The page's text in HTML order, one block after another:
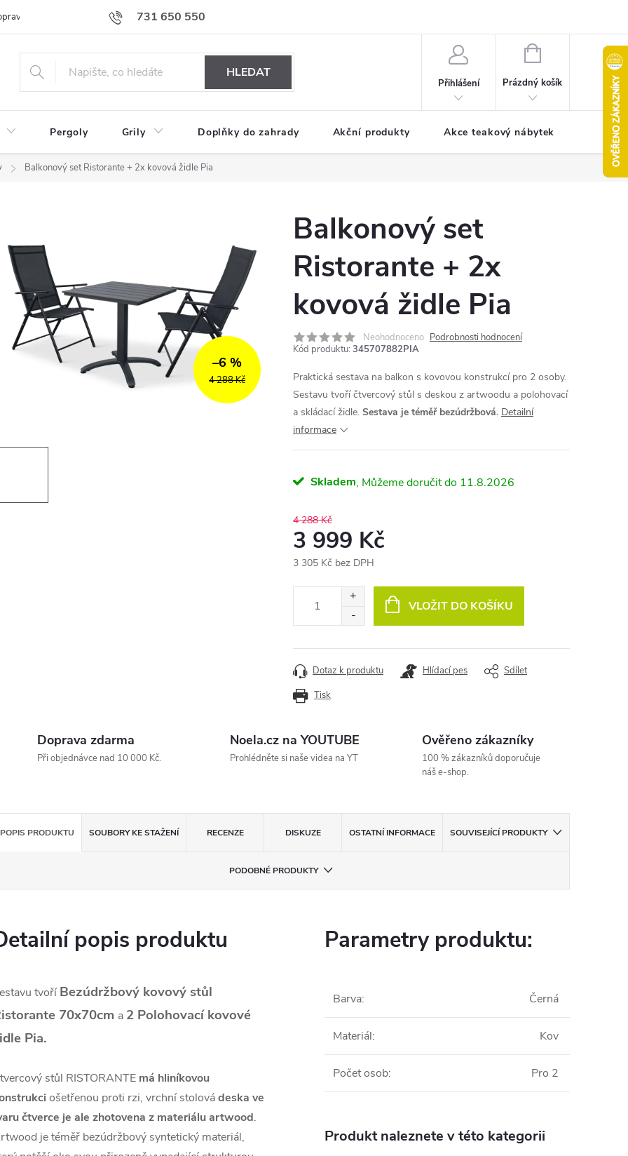
731 650 550
nábytku k Vám Podmínky ochrany osobních údajů
HLEDAT
Přihlášení
NÁKUPNÍ
Prázdný košík
Pergoly Grily Doplňky do zahrady Akční produkty Akce teakový nábytek
Balkonový set Ristorante + 2x kovová židle Pia
4 288 Kč
–6 %
Balkonový set
Ristorante + 2x
kovová židle Pia
Neohodnoceno Podrobnosti hodnocení
Kód produktu: 345707882PIA
Praktická sestava na balkon s kovovou konstrukcí pro 2 osoby.
Sestavu tvoří čtvercový stůl s deskou z artwoodu a polohovací
a skládací židle. Sestava je téměř bezúdržbová. Detailní
informace
Skladem 11.8.2026
4 288 Kč
3 999 Kč
3 305 Kč bez DPH
VLOŽIT DO KOŠÍKU
Tisk
Dotaz k produktu Hlídací pes Sdílet
Doprava zdarma
Při objednávce nad 10 000 Kč.
Noela.cz na YOUTUBE
Prohlédněte si naše videa na YT
Ověřeno zákazníky
100 % zákazníků doporučuje
náš e-shop.
POPIS PRODUKTU SOUBORY KE STAŽENÍ RECENZE DISKUZE OSTATNÍ INFORMACE SOUVISEJÍCÍ PRODUKTY
PODOBNÉ PRODUKTY
popis produktu
tvoří Bezúdržbový kovový stůl
70x70cm a 2 Polohovací kovové
Pia.
stůl RISTORANTE má hliníkovou
ošetřenou proti rzi, vrchní stolovádeska ve
čtverce je ale zhotovena z materiálu artwood.
je téměř bezúdržbový syntetický materiál,
Parametry produktu:
Barva: Černá
Materiál: Kov
Počet osob: Pro 2
Produkt naleznete v této kategorii